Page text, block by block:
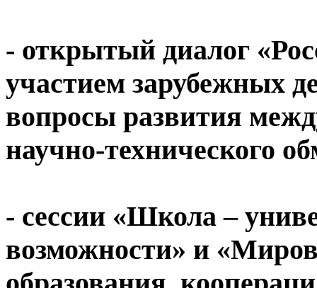
- открытый диалог
участием зарубежных
вопросы развития
научно-технического
- сессии «Школа –
возможности» и